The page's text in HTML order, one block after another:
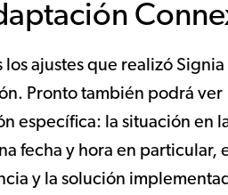
ajustes que realizó Signia
Pronto también podrá ver
específica: la situación en
fecha y hora en particular,
y la solución